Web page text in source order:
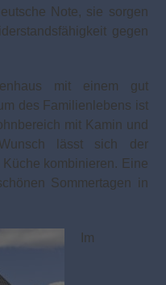
Note, sie sorgen
gegen
mit einem gut
des Familienlebens ist
mit Kamin und
lässt sich der
kombinieren. Eine
Sommertagen in
Im